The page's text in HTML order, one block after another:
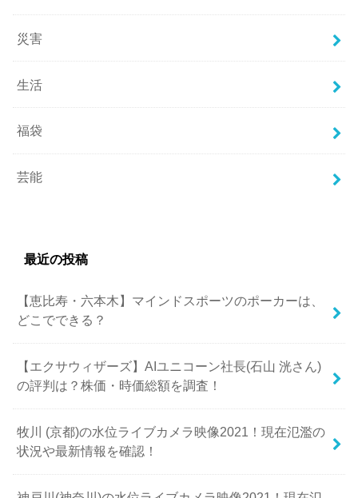
災害
生活
福袋
芸能
最近の投稿
【恵比寿・六本木】マインドスポーツのポーカーは、
どこでできる？
【エクサウィザーズ】AIユニコーン社長(石山 洸さん)
の評判は？株価・時価総額を調査！
牧川 (京都)の水位ライブカメラ映像2021！現在氾濫の
状況や最新情報を確認！